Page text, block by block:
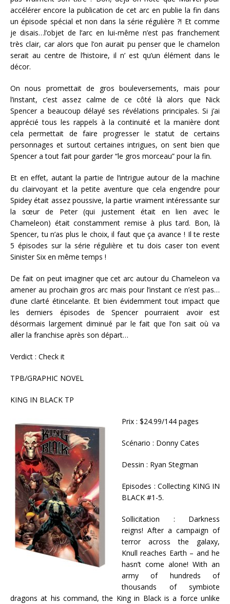
accélérer encore la publication de cet arc en publie la fin dans
un épisode spécial et non dans la série régulière ?! Et comme
je disais…l’objet de l’arc en lui-même n’est pas franchement
très clair, car alors que l’on aurait pu penser que le chamelon
serait au centre de l’histoire, il n’ est qu’un élément dans le
décor.
On nous promettait de gros bouleversements, mais pour
l’instant, c’est assez calme de ce côté là alors que Nick
Spencer a beaucoup délayé ses révélations principales. Si j’ai
apprécié tous les rappels à la continuité et la manière dont
cela permettait de faire progresser le statut de certains
personnages et surtout certaines intrigues, on sent bien que
Spencer a tout fait pour garder “le gros morceau” pour la fin.
Et en effet, autant la partie de l’intrigue autour de la machine
du clairvoyant et la petite aventure que cela engendre pour
Spidey était assez poussive, la partie vraiment intéressante sur
la sœur de Peter (qui justement était en lien avec le
Chameleon) était constamment remise à plus tard. Bon, là
Spencer, tu n’as plus le choix, il faut que ça avance ! Il te reste
5 épisodes sur la série régulière et tu dois caser ton event
Sinister Six en même temps !
De fait on peut imaginer que cet arc autour du Chameleon va
amener au prochain gros arc mais pour l’instant ce n’est pas…
d’une clarté étincelante. Et bien évidemment tout impact que
les derniers épisodes de Spencer pourraient avoir est
désormais largement diminué par le fait que l’on sait où va
aller la franchise après son départ…
Verdict : Check it
TPB/GRAPHIC NOVEL
KING IN BLACK TP
Prix : $24.99/144 pages
Scénario : Donny Cates
Dessin : Ryan Stegman
Episodes : Collecting KING IN
BLACK #1-5.
Sollicitation : Darkness
reigns! After a campaign of
terror across the galaxy,
Knull reaches Earth – and he
hasn’t come alone! With an
army of hundreds of
thousands of symbiote
dragons at his command, the King in Black is a force unlike